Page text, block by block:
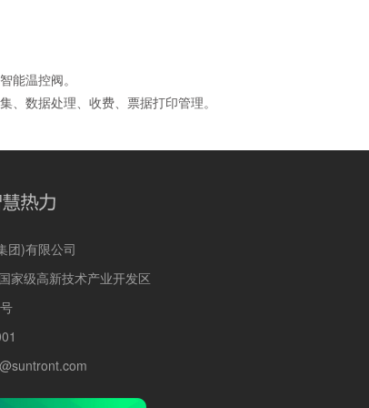
能温控阀。
数据处理、收费、票据打印管理。